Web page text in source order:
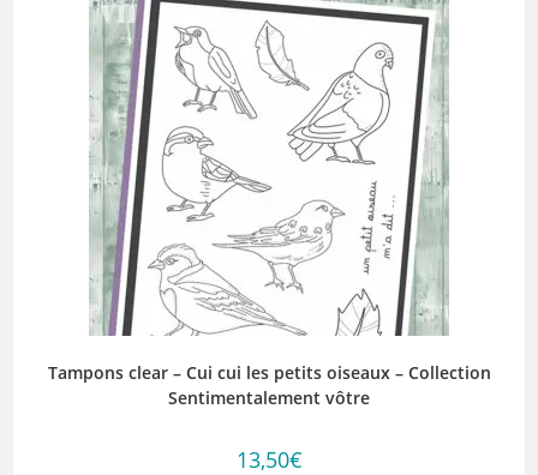
Tampons clear – Cui cui les petits oiseaux – Collection
Sentimentalement vôtre
13,50€